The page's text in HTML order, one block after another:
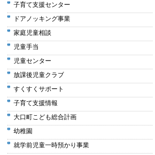
子育て支援センター
ドアノッキング事業
家庭児童相談
児童手当
児童センター
放課後児童クラブ
すくすくサポート
子育て支援情報
大口町こども総合計画
幼稚園
就学前児童一時預かり事業